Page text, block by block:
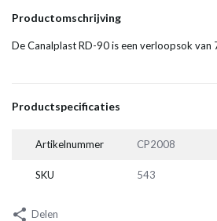
Productomschrijving
De Canalplast RD-90 is een verloopsok van
Productspecificaties
Artikelnummer CP2008
SKU 543
Delen